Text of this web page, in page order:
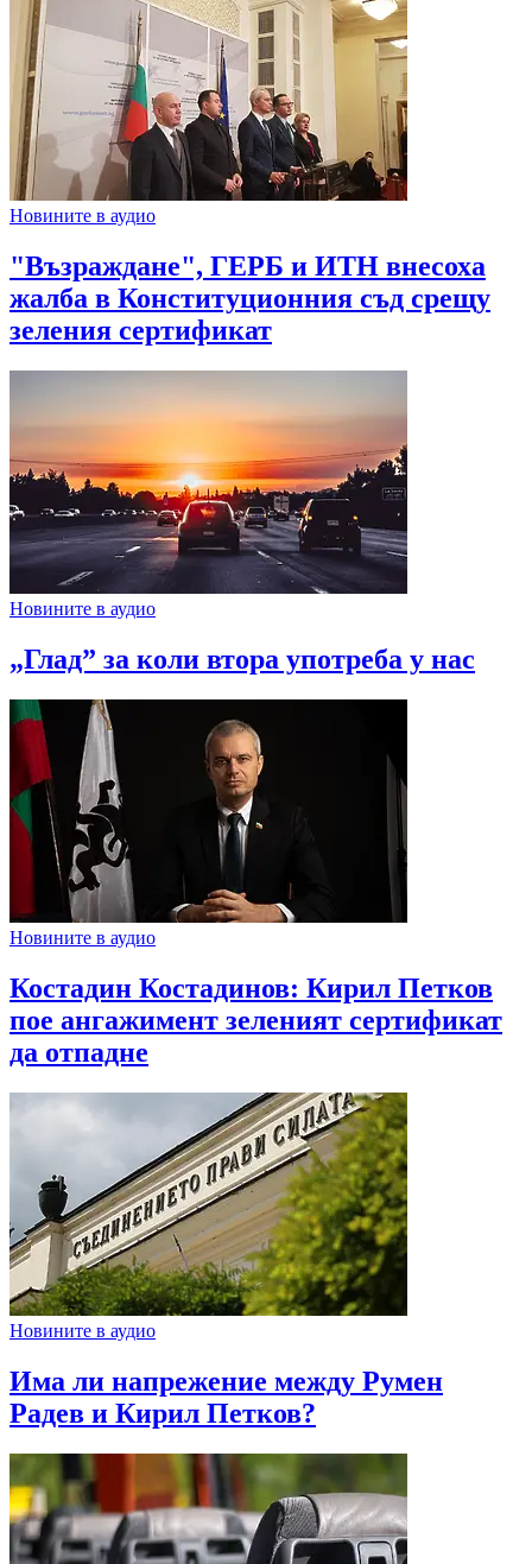
Новините в аудио
"Възраждане", ГЕРБ и ИТН внесоха
жалба в Конституционния съд срещу
зеления сертификат
Новините в аудио
„Глад” за коли втора употреба у нас
Новините в аудио
Костадин Костадинов: Кирил Петков
пое ангажимент зеленият сертификат
да отпадне
Новините в аудио
Има ли напрежение между Румен
Радев и Кирил Петков?